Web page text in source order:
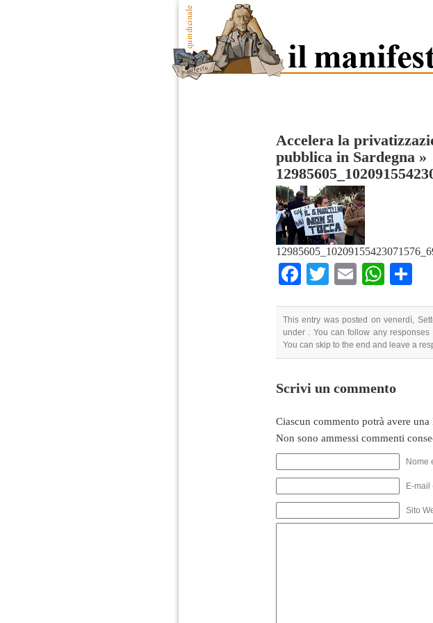
Accelera la
pubblica in Sardegna »
Facebook
TwitterEmail
This entry was posted on venerdì,
under . You can follow any responses
You can skip to the end and leave a
Scrivi un commento
Ciascun commento potrà avere
Non sono ammessi commenti
Nome
E-mail
Sito